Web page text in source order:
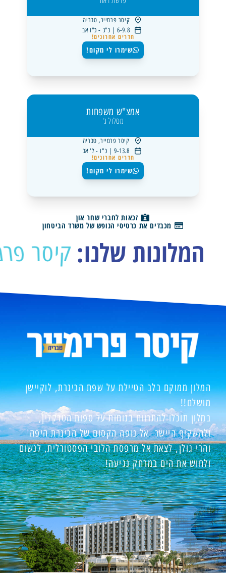
קיסר פרמייר, טבריה
6-9.8 | כ"ג - כ"ו אב
חדרים אחרונים!
שימרו לי מקום!
אמצ"ש משפחות
מסלול ג'
קיסר פרמייר, טבריה
9-13.8 | כ"ו - ל' אב
חדרים אחרונים!
שימרו לי מקום!
זכאות לחברי שחר און
מכבדים את כרטיסי הנופש של משרד הביטחון
המלונות שלנו: טבריה
המלון ממוקם בלב הטיילת על שפת הכינרת, לוקיישן
מושלם!!
במלון תוכלו להתרווח בנוחות על ספות הטרקלין,
ולהשקיף היישר אל נופה הקסום של הכינרת היפה
והרי גולן, לצאת אל מרפסת הלובי הפסטורלית, לנשום
ולחוש את הים במרחק נגיעה!